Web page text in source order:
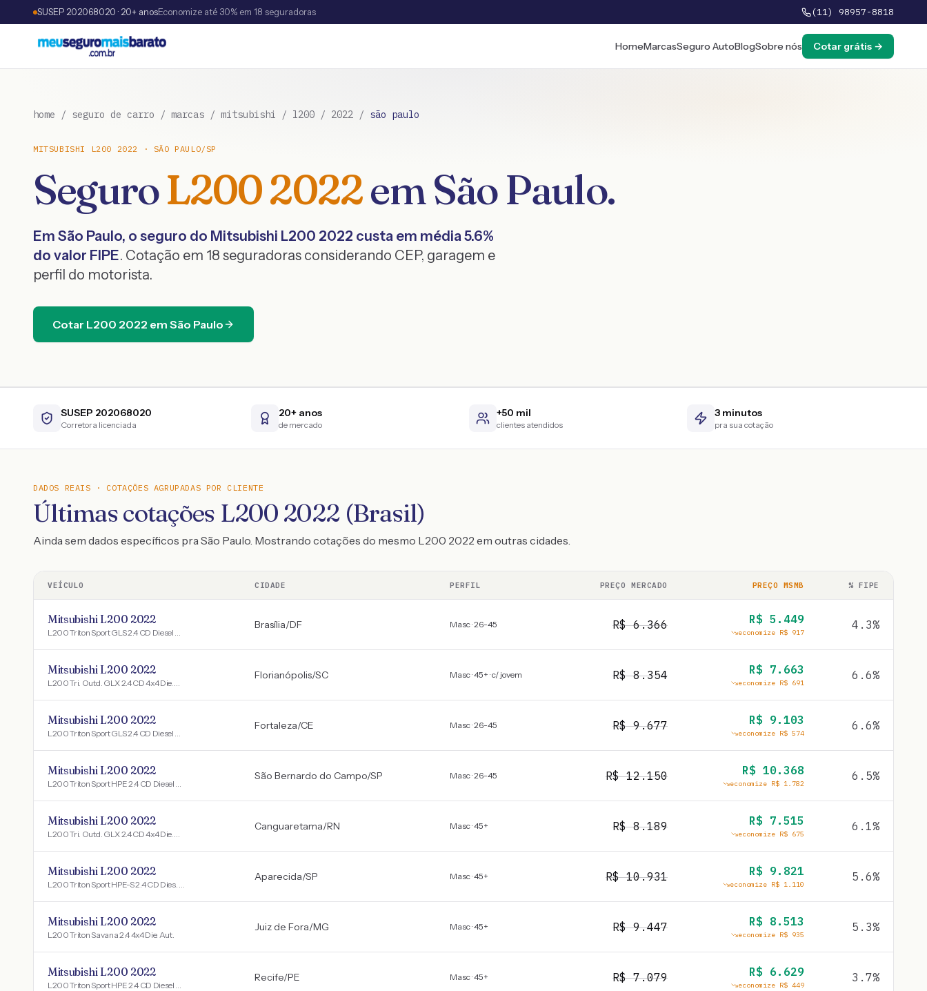
SUSEP 202068020 · 20+ anosEconomize até 30% em 18 seguradoras (11) 98957-8818
HomeMarcasSeguro AutoBlogSobre nós Cotar grátis →
home / seguro de carro / marcas / mitsubishi / l200 / 2022 / são paulo
MITSUBISHI L200 2022 · SÃO PAULO/SP
SeguroL2002022emSão Paulo.
Em São Paulo, o seguro do Mitsubishi L200 2022 custa em média5.6%
do valor FIPE. Cotação em 18 seguradoras considerando CEP, garagem e
perfil do motorista.
Cotar L200 2022 em São Paulo
SUSEP 202068020
Corretora licenciada
20+ anos
de mercado
+50 mil
clientes atendidos
3 minutos
pra sua cotação
DADOS REAIS · COTAÇÕES AGRUPADAS POR CLIENTE
Últimas cotações L200 2022 (Brasil)
Ainda sem dados específicos pra São Paulo. Mostrando cotações do mesmo L200 2022 em outras cidades.
VEÍCULO CIDADE PERFIL PREÇO MERCADO PREÇO MSMB % FIPE
Mitsubishi L200 2022
L200 Triton Sport GLS 2.4 CD Diesel Aut.
Brasília/DF Masc · 26-45 R$6.366 R$ 5.449
economize R$ 917
4.3%
Mitsubishi L200 2022
L200 Tri. Outd. GLX 2.4 CD 4x4 Die. Mec.
Florianópolis/SC Masc · 45+ · c/ jovem R$8.354 R$ 7.663
economize R$ 691
6.6%
Mitsubishi L200 2022
L200 Triton Sport GLS 2.4 CD Diesel Aut.
Fortaleza/CE Masc · 26-45 R$9.677 R$ 9.103
economize R$ 574
6.6%
Mitsubishi L200 2022
L200 Triton Sport HPE 2.4 CD Diesel Aut.
São Bernardo do Campo/SP Masc · 26-45 R$12.150 R$ 10.368
economize R$ 1.782
6.5%
Mitsubishi L200 2022
L200 Tri. Outd. GLX 2.4 CD 4x4 Die. Mec.
Canguaretama/RN Masc · 45+ R$8.189 R$ 7.515
economize R$ 675
6.1%
Mitsubishi L200 2022
L200 Triton Sport HPE-S 2.4 CD Dies. Aut
Aparecida/SP Masc · 45+ R$10.931 R$ 9.821
economize R$ 1.110
5.6%
Mitsubishi L200 2022
L200 Triton Savana 2.4 4x4 Die. Aut.
Juiz de Fora/MG Masc · 45+ R$9.447 R$ 8.513
economize R$ 935
5.3%
Mitsubishi L200 2022
L200 Triton Sport HPE 2.4 CD Diesel Aut.
Recife/PE Masc · 45+ R$7.079 R$ 6.629
economize R$ 449
3.7%